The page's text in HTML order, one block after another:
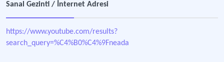
Sanal Gezinti / İnternet Adresi
https://www.youtube.com/results?
search_query=%C4%B0%C4%9Fneada